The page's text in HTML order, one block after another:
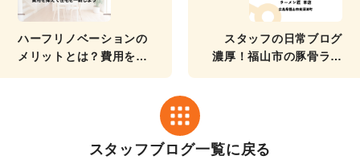
ハーフリノベーションの
メリットとは？費用を抑
スタッフブログ一覧に戻る
スタッフの日常ブログ
濃厚！福山市の豚骨ラー